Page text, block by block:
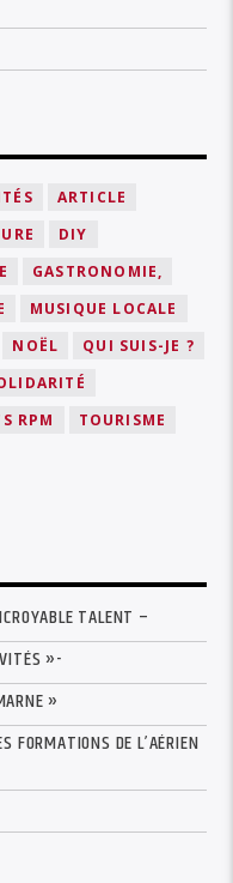
ARTICLE
DIY
GASTRONOMIE,
MUSIQUE LOCALE
NOËL
QUI SUIS-JE ?
RPM
TOURISME
TALENT –
»-
»
FORMATIONS DE L’AÉRIEN